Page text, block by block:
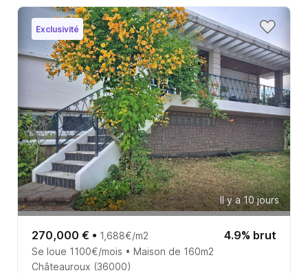
Exclusivité
Il y a 10 jours
270,000 € • 1,688€/m2 4.9% brut
Se loue 1100€/mois • Maison de 160m2
Châteauroux (36000)